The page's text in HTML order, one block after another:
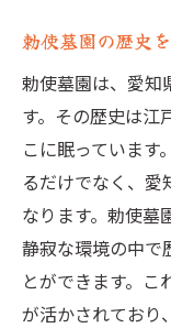
勅使墓園の歴史
勅使墓園は、愛知
す。その歴史は江
こに眠っています
るだけでなく、愛
なります。勅使墓
静寂な環境の中で
とができます。
が活かされており